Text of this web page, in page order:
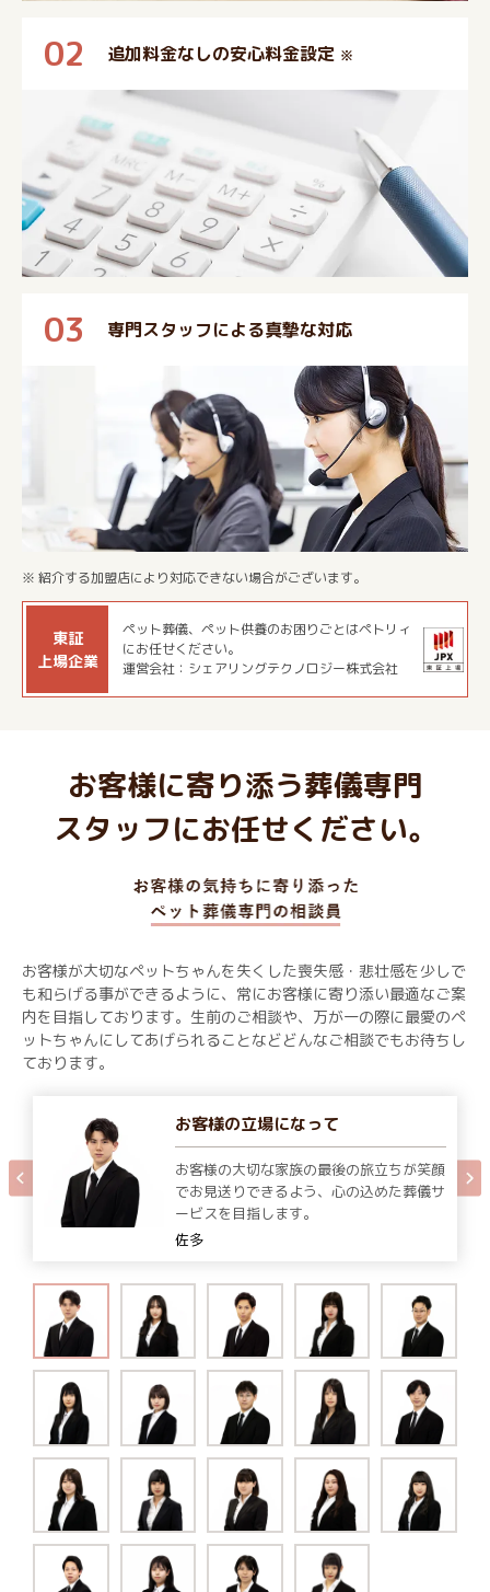
02 追加料金なしの安心料金設定 ※
03 専門スタッフによる真摯な対応
※ 紹介する加盟店により対応できない場合がございます。
東証
上場企業
ペット葬儀、ペット供養のお困りごとはペトリィ
にお任せください。
運営会社：シェアリングテクノロジー株式会社
お客様に寄り添う葬儀専門
スタッフにお任せください。
お客様が大切なペットちゃんを失くした喪失感・悲壮感を少しで
も和らげる事ができるように、常にお客様に寄り添い最適なご案
内を目指しております。生前のご相談や、万が一の際に最愛のペ
ットちゃんにしてあげられることなどどんなご相談でもお待ちし
ております。
お客様の立場になって
お客様の大切な家族の最後の旅立ちが笑顔
でお見送りできるよう、心の込めた葬儀サ
ービスを目指します。
佐多